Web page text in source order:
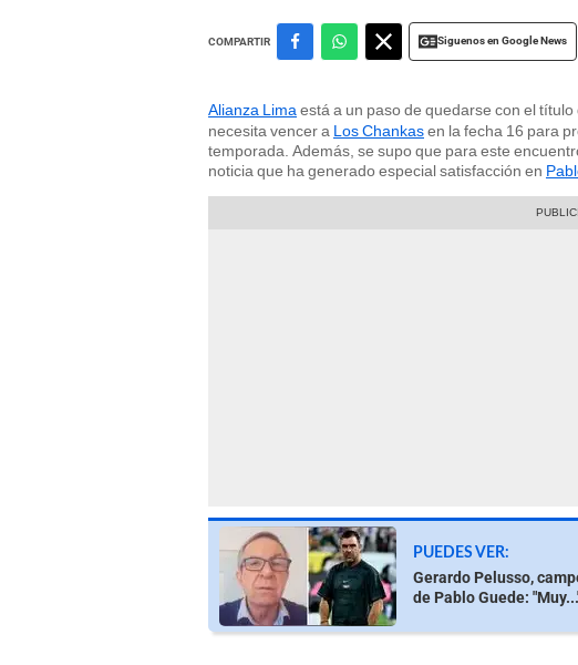
COMPARTIR Siguenos en Google News
Alianza Lima está a un paso de quedarse con el título
necesita vencer a Los Chankasen la fecha 16 para
temporada. Además, se supo que para este
noticia que ha generado especial satisfacción en
PUEDES VER:
Gerardo Pelusso,
de Pablo Guede: